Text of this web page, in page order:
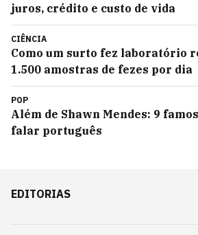
juros, crédito e custo de vida
CIÊNCIA
Como um surto fez laboratório
1.500 amostras de fezes por dia
POP
Além de Shawn Mendes: 9
falar português
EDITORIAS